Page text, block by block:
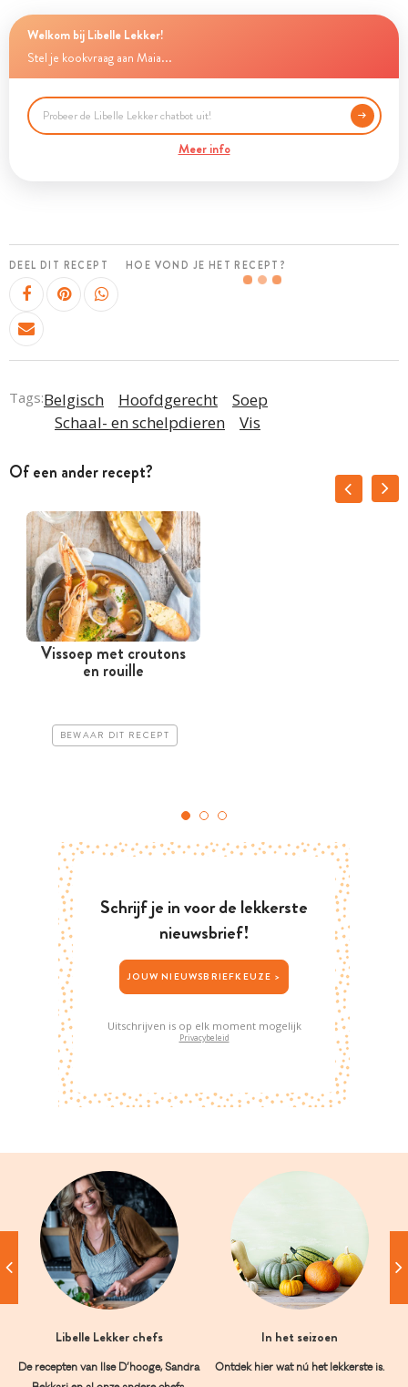
Welkom bij Libelle Lekker!
Stel je kookvraag aan Maia...
Meer info
DEEL DIT RECEPT HOE VOND JE HET RECEPT?
Tags:Belgisch Hoofdgerecht
Soep
Schaal- en schelpdieren
Vis
Of een ander recept?
Vissoep met croutons
en rouille
BEWAAR DIT RECEPT
Schrijf je in voor de lekkerste
nieuwsbrief!
JOUW NIEUWSBRIEFKEUZE >
Uitschrijven is op elk moment mogelijk
Privacybeleid
Libelle Lekker chefs
De recepten van Ilse D’hooge, Sandra
In het seizoen
Ontdek hier wat nú het lekkerste is.